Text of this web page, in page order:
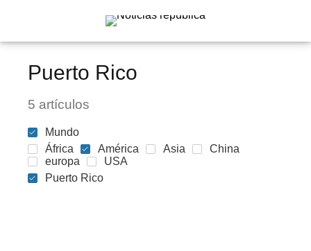
Puerto Rico
5 artículos
Mundo
África
América Asia
China
europa
USA
Puerto Rico